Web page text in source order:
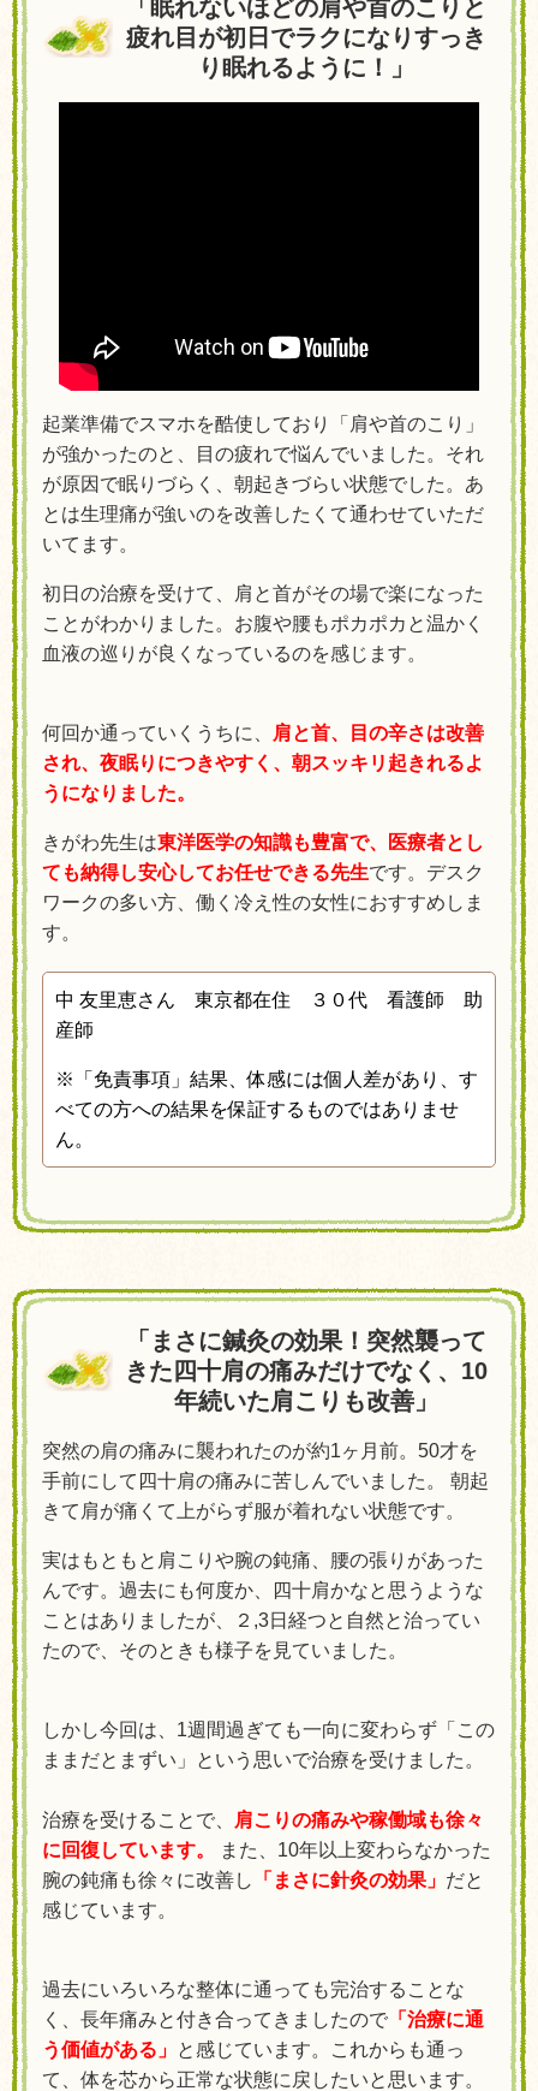
「眠れないほどの肩や首のこりと
疲れ目が初日でラクになりすっき
り眠れるように！」
起業準備でスマホを酷使しており「肩や首のこり」
が強かったのと、目の疲れで悩んでいました。それ
が原因で眠りづらく、朝起きづらい状態でした。あ
とは生理痛が強いのを改善したくて通わせていただ
いてます。
初日の治療を受けて、肩と首がその場で楽になった
ことがわかりました。お腹や腰もポカポカと温かく
血液の巡りが良くなっているのを感じます。
何回か通っていくうちに、
肩と首、目の辛さは改善
され、夜眠りにつきやすく、朝スッキリ起きれるよ
うになりました。
きがわ先生は東洋医学の知識も豊富で、医療者とし
ても納得し安心してお任せできる先生です。デスク
ワークの多い方、働く冷え性の女性におすすめしま
す。
中 友里恵さん 東京都在住 ３０代 看護師 助
産師
※「免責事項」結果、体感には個人差があり、す
べての方への結果を保証するものではありませ
ん。
「まさに鍼灸の効果！突然襲って
きた四十肩の痛みだけでなく、10
年続いた肩こりも改善」
突然の肩の痛みに襲われたのが約1ヶ月前。50才を
手前にして四十肩の痛みに苦しんでいました。 朝起
きて肩が痛くて上がらず服が着れない状態です。
実はもともと肩こりや腕の鈍痛、腰の張りがあった
んです。過去にも何度か、四十肩かなと思うような
ことはありましたが、２,3日経つと自然と治ってい
たので、そのときも様子を見ていました。
しかし今回は、1週間過ぎても一向に変わらず「この
ままだとまずい」という思いで治療を受けました。
治療を受けることで、
肩こりの痛みや稼働域も徐々
に回復しています。
また、10年以上変わらなかった
腕の鈍痛も徐々に改善し
「まさに針灸の効果」 だと
感じています。
過去にいろいろな整体に通っても完治することな
く、長年痛みと付き合ってきましたので 「治療に通
う価値がある」 と感じています。これからも通っ
て、体を芯から正常な状態に戻したいと思います。